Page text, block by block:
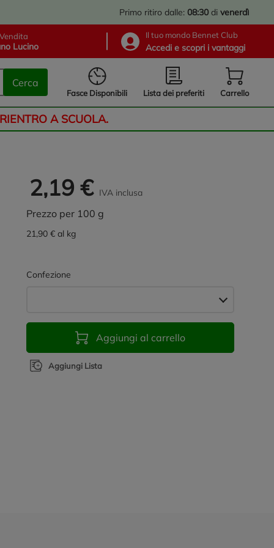
Primo ritiro dalle: 08:30 di venerdì
Lucino
Il tuo mondo Bennet Club
Accedi e scopri i vantaggi
Cerca
Fasce Disponibili Lista dei preferiti Carrello
A SCUOLA.
2,19 € IVA inclusa
Prezzo per 100 g
21,90 € al kg
Confezione
Aggiungi al carrello
Aggiungi Lista